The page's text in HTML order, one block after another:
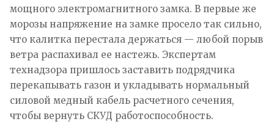
мощного электромагнитного замка. В первые же
морозы напряжение на замке просело так сильно,
что калитка перестала держаться — любой порыв
ветра распахивал ее настежь. Экспертам
технадзора пришлось заставить подрядчика
перекапывать газон и укладывать нормальный
силовой медный кабель расчетного сечения,
чтобы вернуть СКУД работоспособность.